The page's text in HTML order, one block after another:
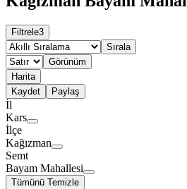
Filtrele3
Sırala
Görünüm
Harita
Kaydet
Paylaş
İl
Kars
İlçe
Kağızman
Semt
Bayam Mahallesi
Tümünü Temizle